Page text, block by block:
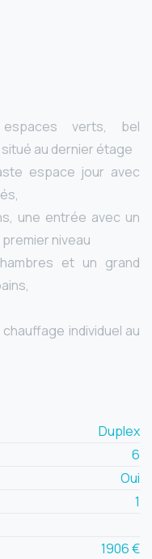
verts, bel
au dernier étage
espace jour avec
une entrée avec un
niveau
et un grand
individuel au
Duplex
6
Oui
1
1906 €